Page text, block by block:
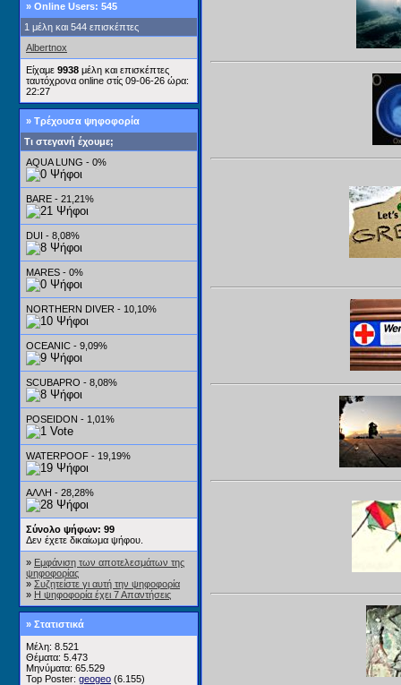
» Online Users: 545
1 μέλη και 544 επισκέπτες
Albertnox
Είχαμε 9938 μέλη και επισκέπτες
ταυτόχρονα online στίς 09-06-26 ώρα:
22:27
» Τρέχουσα ψηφοφορία
Τι στεγανή έχουμε;
AQUA LUNG - 0%
BARE - 21,21%
DUI - 8,08%
MARES - 0%
NORTHERN DIVER - 10,10%
OCEANIC - 9,09%
SCUBAPRO - 8,08%
POSEIDON - 1,01%
WATERPOOF - 19,19%
ΑΛΛΗ - 28,28%
Σύνολο ψήφων: 99
Δεν έχετε δικαίωμα ψήφου.
» Εμφάνιση των αποτελεσμάτων της
ψηφοφορίας
» Συζητείστε γι αυτή την ψηφοφορία
» Η ψηφοφορία έχει 7 Απαντήσεις
» Στατιστικά
Μέλη: 8.521
Θέματα: 5.473
Μηνύματα: 65.529
Top Poster: geogeo (6.155)